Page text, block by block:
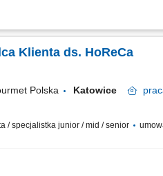
obowiązków pozyskiwanie klientów
Klienta ds. HoReCa
Polska Katowice
/ specjalistka junior / mid / senior